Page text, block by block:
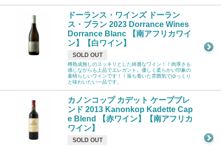
ドーランス・ワインズ ドーラン
ス・ブラン 2023 Dorrance Wines
Dorrance Blanc 【南アフリカワイ
ン】【白ワイン】
SOLD OUT
樽熟成無しのスッキリとした綺麗なワイン！！肉厚さも
感じながらも上品でエレガント。優しく柔らかい印象の
素晴らしいワインです！！落ち着いた雰囲気でゆっくり
と味わいたい一品です。
カノンコップ カデット ケープブレ
ンド 2013 Kanonkop Kadette Cap
e Blend 【赤ワイン】【南アフリカ
ワイン】
SOLD OUT